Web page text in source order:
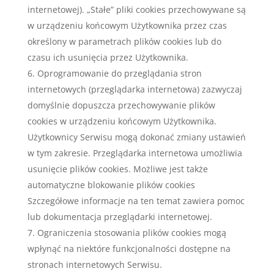
internetowej). „Stałe” pliki cookies przechowywane są
w urządzeniu końcowym Użytkownika przez czas
określony w parametrach plików cookies lub do
czasu ich usunięcia przez Użytkownika.
Oprogramowanie do przeglądania stron
internetowych (przeglądarka internetowa) zazwyczaj
domyślnie dopuszcza przechowywanie plików
cookies w urządzeniu końcowym Użytkownika.
Użytkownicy Serwisu mogą dokonać zmiany ustawień
w tym zakresie. Przeglądarka internetowa umożliwia
usunięcie plików cookies. Możliwe jest także
automatyczne blokowanie plików cookies
Szczegółowe informacje na ten temat zawiera pomoc
lub dokumentacja przeglądarki internetowej.
Ograniczenia stosowania plików cookies mogą
wpłynąć na niektóre funkcjonalności dostępne na
stronach internetowych Serwisu.